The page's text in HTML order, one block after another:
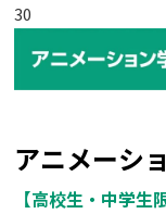
30
アニメーシ
【高校生・中学